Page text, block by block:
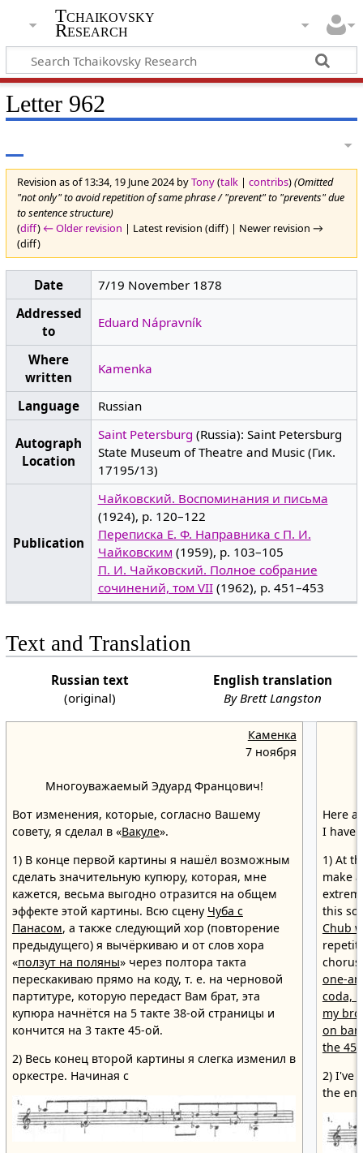
Tchaikovsky
Research
Letter 962
Revision as of 13:34, 19 June 2024 byTony(talk| contribs)(Omitted
"not only" to avoid repetition of same phrase / "prevent" to "prevents" due
to sentence structure)
(diff) ← Older revision | Latest revision (diff) | Newer revision →
(diff)
Date
7/19 November 1878
Addressed
to
Eduard Nápravník
Where
written
Kamenka
Language Russian
Autograph
Location
Saint Petersburg (Russia): Saint Petersburg
State Museum of Theatre and Music (Гик.
17195/13)
Publication
Чайковский. Воспоминания и письма
(1924), p. 120–122
Переписка Е. Ф. Направника с П. И.
Чайковским (1959), p. 103–105
П. И. Чайковский. Полное собрание
сочинений, том VII(1962), p. 451–453
Text and Translation
Russian text
(original)
English translation
By Brett Langston
Каменка
7 ноября
Многоуважаемый Эдуард Францович!
Вот изменения, которые, согласно Вашему
совету, я сделал в «Вакуле».
1) В конце первой картины я нашёл возможным
сделать значительную купюру, которая, мне
кажется, весьма выгодно отразится на общем
эффекте этой картины. Всю сцену Чуба с
Панасом, а также следующий хор (повторение
предыдущего) я вычёркиваю и от слов хора
«ползут на поляны» через полтора такта
перескакиваю прямо на коду, т. е. на черновой
партитуре, которую передаст Вам брат, эта
купюра начнётся на 5 такте 38-ой страницы и
кончится на 3 такте 45-ой.
2) Весь конец второй картины я слегка изменил в
оркестре. Начиная с
Here
I have
1) At
make
this
Chub
one-
coda,
my
on bar
the
2) I've
the